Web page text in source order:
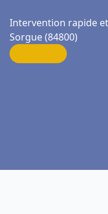
Intervention rapide
Sorgue (84800)